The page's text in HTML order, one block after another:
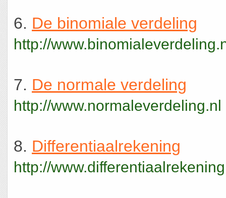
6. De binomiale verdeling
http://
7. De normale verdeling
http://www.normaleverdeling.nl
8. Differentiaalrekening
http://